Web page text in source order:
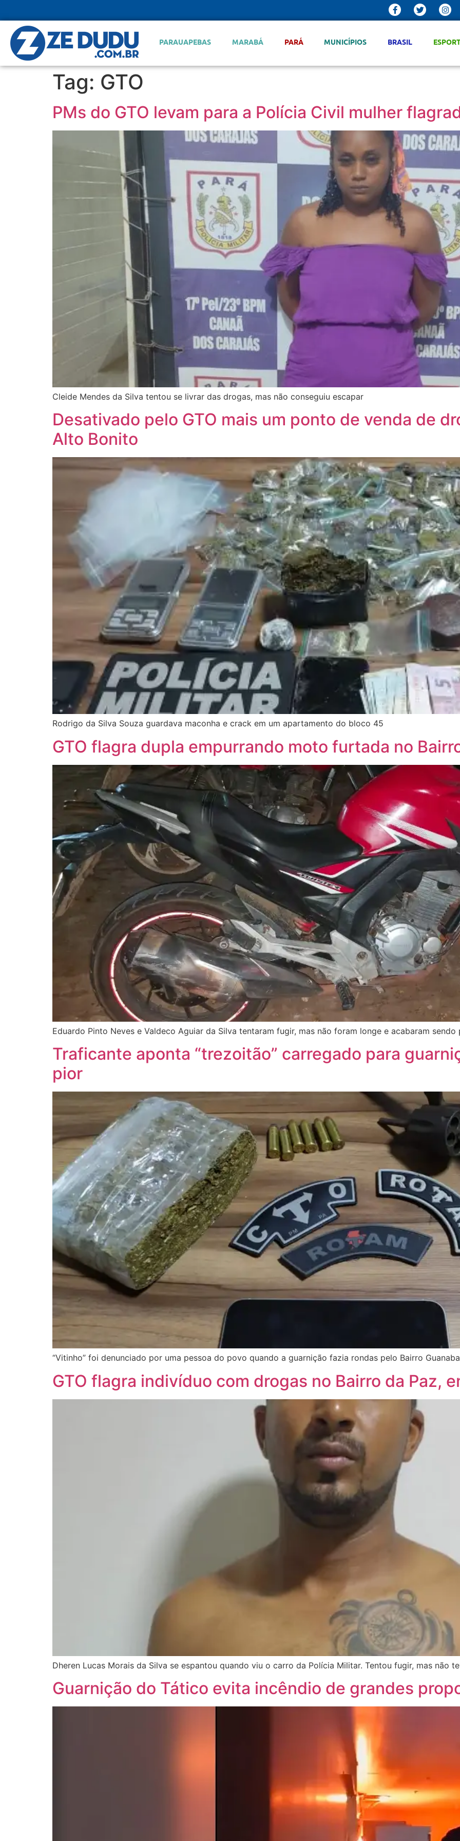
PARAUAPEBAS MARABÁ PARÁ MUNICÍPIOS BRASIL
Tag: GTO
PMs do GTO levam para a Polícia Civil mulher
Cleide Mendes da Silva tentou se livrar das drogas, mas não conseguiu escapar
Desativado pelo GTO mais um ponto de venda de
Alto Bonito
Rodrigo da Silva Souza guardava maconha e crack em um apartamento do bloco 45
GTO flagra dupla empurrando moto furtada no
Eduardo Pinto Neves e Valdeco Aguiar da Silva tentaram fugir, mas não foram longe e acabaram sendo
Traficante aponta “trezoitão” carregado para
pior
“Vitinho” foi denunciado por uma pessoa do povo quando a guarnição fazia rondas pelo Bairro
GTO flagra indivíduo com drogas no Bairro da Paz,
Dheren Lucas Morais da Silva se espantou quando viu o carro da Polícia Militar. Tentou fugir, mas não
Guarnição do Tático evita incêndio de grandes